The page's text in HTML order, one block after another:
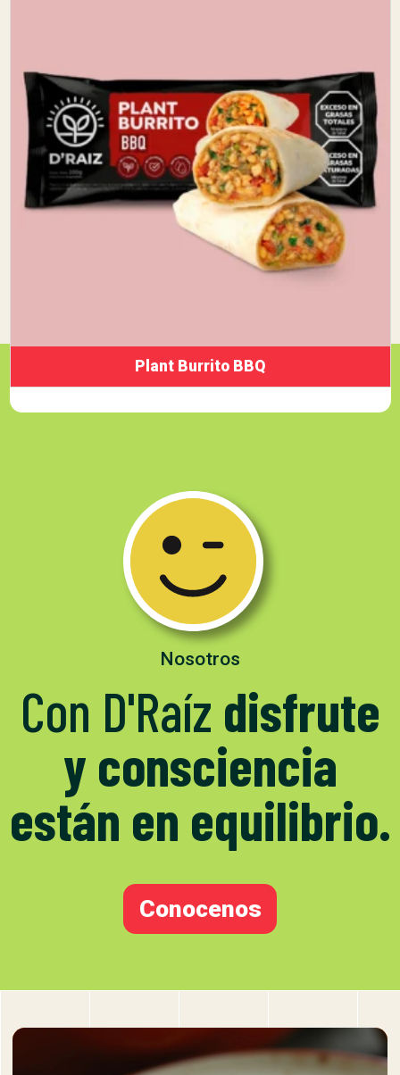
Plant Burrito BBQ
Nosotros
Con D'Raíz disfrute
y consciencia
están en equilibrio.
Conocenos